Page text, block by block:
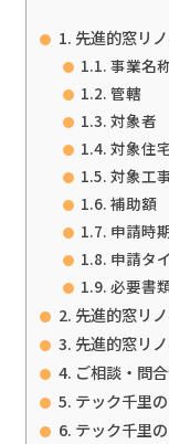
先進的窓リ
事業名
管轄
対象者
対象住
対象工
補助額
申請時
申請タ
必要書
先進的窓リ
先進的窓リ
ご相談・問
テック千里
テック千里